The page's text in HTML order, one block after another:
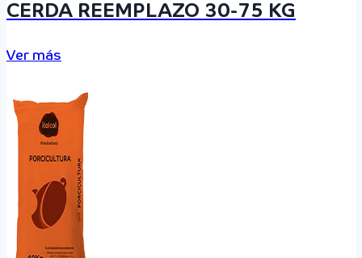
CERDA REEMPLAZO 30-75 KG
Ver más